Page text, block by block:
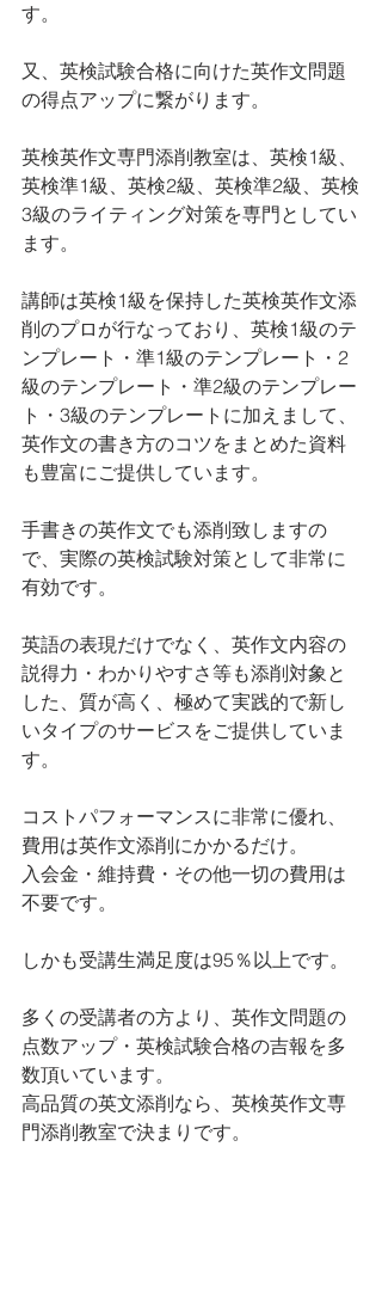
す。
又、英検試験合格に向けた英作文問題
の得点アップに繋がります。
英検英作文専門添削教室は、英検1級、
英検準1級、英検2級、英検準2級、英検
3級のライティング対策を専門としてい
ます。
講師は英検1級を保持した英検英作文添
削のプロが行なっており、英検1級のテ
ンプレート・準1級のテンプレート・2
級のテンプレート・準2級のテンプレー
ト・3級のテンプレートに加えまして、
英作文の書き方のコツをまとめた資料
も豊富にご提供しています。
手書きの英作文でも添削致しますの
で、実際の英検試験対策として非常に
有効です。
英語の表現だけでなく、英作文内容の
説得力・わかりやすさ等も添削対象と
した、質が高く、極めて実践的で新し
いタイプのサービスをご提供していま
す。
コストパフォーマンスに非常に優れ、
費用は英作文添削にかかるだけ。
入会金・維持費・その他一切の費用は
不要です。
しかも受講生満足度は95％以上です。
多くの受講者の方より、英作文問題の
点数アップ・英検試験合格の吉報を多
数頂いています。
高品質の英文添削なら、英検英作文専
門添削教室で決まりです。